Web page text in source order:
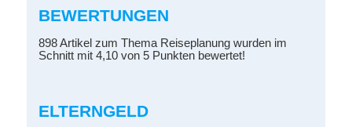
BEWERTUNGEN
898 Artikel zum Thema Reiseplanung wurden im
Schnitt mit 4,10 von 5 Punkten bewertet!
ELTERNGELD